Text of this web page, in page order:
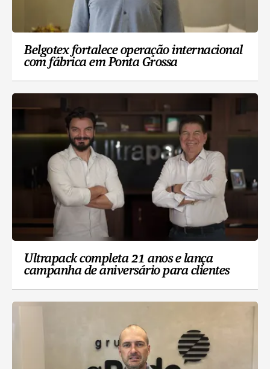
Belgotex fortalece operação internacional
com fábrica em Ponta Grossa
Ultrapack completa 21 anos e lança
campanha de aniversário para clientes